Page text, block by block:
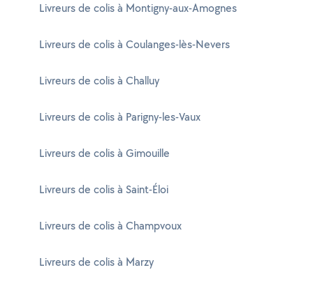
Livreurs de colis à Montigny-aux-Amognes
Livreurs de colis à Coulanges-lès-Nevers
Livreurs de colis à Challuy
Livreurs de colis à Parigny-les-Vaux
Livreurs de colis à Gimouille
Livreurs de colis à Saint-Éloi
Livreurs de colis à Champvoux
Livreurs de colis à Marzy